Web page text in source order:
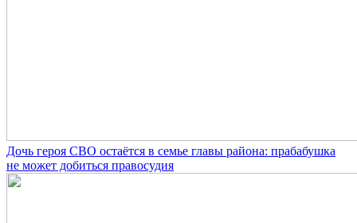
Дочь героя СВО остаётся в семье главы района: прабабушка
не может добиться правосудия